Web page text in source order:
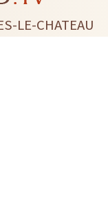
LE-CHATEAU